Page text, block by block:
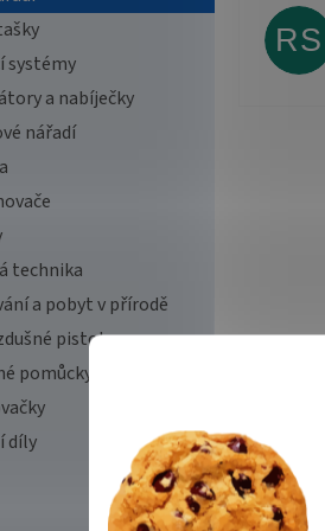
systémy
a nabíječky
nářadí
technika
a pobyt v přírodě
pistole
pomůcky
díly
RS